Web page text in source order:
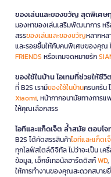
ของเล่นและของขวัญ สุดพิเศษ
มองหาของเล่นเสริมพัฒนาการ ห
สรรของเล่นและของขวัญหลากหล
และรอยยิ้มให้กับคนพิเศษของคุณ
FRIENDS หรือเกมจดหมายรัก
ของใช้ในบ้าน ไอเทมที่ช่วยให้ชี
ที่ B2S เรามีของใช้ในบ้านครบครัน
Xiaomi, หน้ากากอนามัยทางการแ
ให้คุณเลือกสรร
ไอทีและแก็ดเจ็ต ล้ำสมัย ตอบโ
B2S ได้คัดสรรสินค้าไอทีและแก็ดเ
ทุกไลฟ์สไตล์ดิจิทัล ไม่ว่าจะเป็น เค
ข้อมูล, เอ็กซ์เทอนัลฮาร์ดดิสก์WD,
ให้การทำงานของคุณสะดวกสบาย